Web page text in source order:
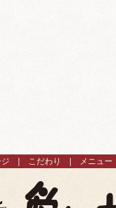
こだわり メニュー